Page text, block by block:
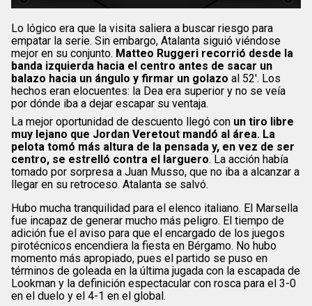
Lo lógico era que la visita saliera a buscar riesgo para
empatar la serie. Sin embargo, Atalanta siguió viéndose
mejor en su conjunto. Matteo Ruggeri recorrió desde la
banda izquierda hacia el centro antes de sacar un
balazo hacia un ángulo y firmar un golazo al 52′. Los
hechos eran elocuentes: la Dea era superior y no se veía
por dónde iba a dejar escapar su ventaja.
La mejor oportunidad de descuento llegó con un tiro libre
muy lejano que Jordan Veretout mandó al área. La
pelota tomó más altura de la pensada y, en vez de ser
centro, se estrelló contra el larguero. La acción había
tomado por sorpresa a Juan Musso, que no iba a alcanzar a
llegar en su retroceso. Atalanta se salvó.
Hubo mucha tranquilidad para el elenco italiano. El Marsella
fue incapaz de generar mucho más peligro. El tiempo de
adición fue el aviso para que el encargado de los juegos
pirotécnicos encendiera la fiesta en Bérgamo. No hubo
momento más apropiado, pues el partido se puso en
términos de goleada en la última jugada con la escapada de
Lookman y la definición espectacular con rosca para el 3-0
en el duelo y el 4-1 en el global.